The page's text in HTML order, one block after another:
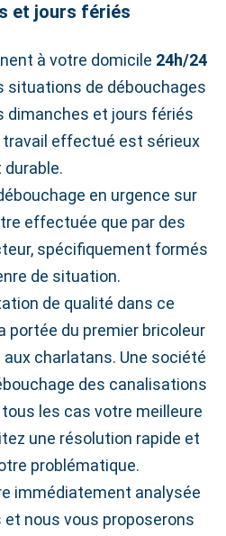
et jours fériés
à votre domicile 24h/24
de débouchages
dimanches et jours fériés
travail effectué est sérieux
durable.
en urgence sur
effectuée que par des
spécifiquement formés
de situation.
de qualité dans ce
portée du premier bricoleur
charlatans. Une société
des canalisations
les cas votre meilleure
une résolution rapide et
problématique.
immédiatement analysée
nous vous proposerons